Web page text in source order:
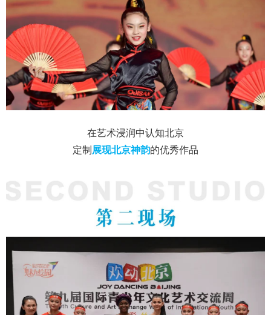
在艺术浸润中认知北京
定制 展现北京神韵的优秀作品